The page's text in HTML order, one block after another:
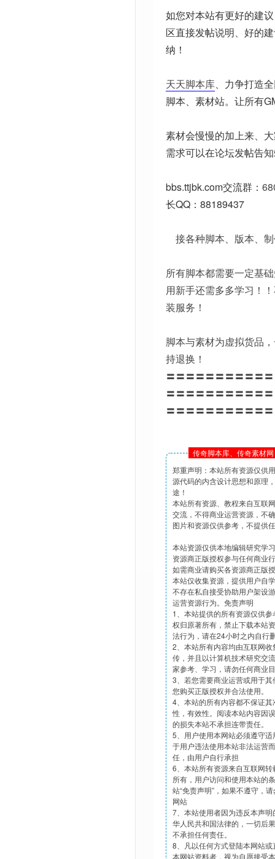
如您对本站有更好的建
区直接发帖说明、好的
纳！
天天脚本库、力争打造
脚本、素材站。让所有
素材会慢慢的加上来、
需求可以在论坛发帖告
bbs.ttjbk.com交流群：
长QQ：88189437
接各种脚本、版本、
所有脚本都需要一定基
用新手还需多多学习！
装服务！
脚本与素材为虚拟货品
持退换！
〓〓〓〓〓〓〓〓〓〓
〓〓〓〓〓〓〓〓〓〓
〓〓〓〓〓〓〓〓〓〓
传奇脚本库、传奇素材
郑重声明：本站所有资源仅供
源代码的内含设计思想和原理
途！
本站所有资源、教程来自互联
交流，不得商业运营资源，不
图片和资源仅供参考，不提供
本站资源仅供本地编辑研究学
资源商正版授权参与任何商业
如需商业请购买各资源商正版
本站仅收集资源，提供用户自
不存在私自接受协助用户架设
运营资源行为。免责声明
1、本站提供的所有资源仅供
权归原著所有，禁止下载本站
法行为，请在24小时之内自行
2、本站所有内容均由互联网
传，并且以计算机技术研究交
家参考、学习，请勿任何商业
3、若您需要商业运营或用于
您购买正版授权并合法使用。
4、本站的所有内容都不保证
性，有效性。阅读本站内容因
的损失本站不承担连带责任。
5、用户使用本网站必须遵守
于用户违法使用本站非法运营
任，由用户自行承担
6、本站所有资源来自互联网
所有，用户访问和使用本站的
站“免责声明”，如果不遵守，
网站
7、本站使用者因为违反本声
华人民共和国法律的，一切后
不承担任何责任。
8、凡以任何方式登陆本网站
本网站资料者，视为自愿接受